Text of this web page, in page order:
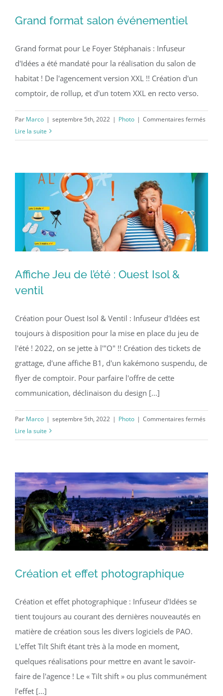
Grand format salon événementiel
Grand format pour Le Foyer Stéphanais : Infuseur
d'Idées a été mandaté pour la réalisation du salon de
habitat ! De l'agencement version XXL !! Création d'un
comptoir, de rollup, et d'un totem XXL en recto verso.
Par Marco | septembre 5th, 2022 | Photo | Commentaires fermés
Lire la suite
Affiche Jeu de l’été : Ouest Isol &
ventil
Création pour Ouest Isol & Ventil : Infuseur d'Idées est
toujours à disposition pour la mise en place du jeu de
l'été ! 2022, on se jette à l'"O" !! Création des tickets de
grattage, d'une affiche B1, d'un kakémono suspendu, de
flyer de comptoir. Pour parfaire l'offre de cette
communication, déclinaison du design [...]
Par Marco | septembre 5th, 2022 | Photo | Commentaires fermés
Jeu
:
Ouest
Isol
&
ventil
Lire la suite
Création et effet photographique
Création et effet photographique : Infuseur d'Idées se
tient toujours au courant des dernières nouveautés en
matière de création sous les divers logiciels de PAO.
L'effet Tilt Shift étant très à la mode en moment,
quelques réalisations pour mettre en avant le savoir-
faire de l'agence ! Le « Tilt shift » ou plus communément
l’effet [...]